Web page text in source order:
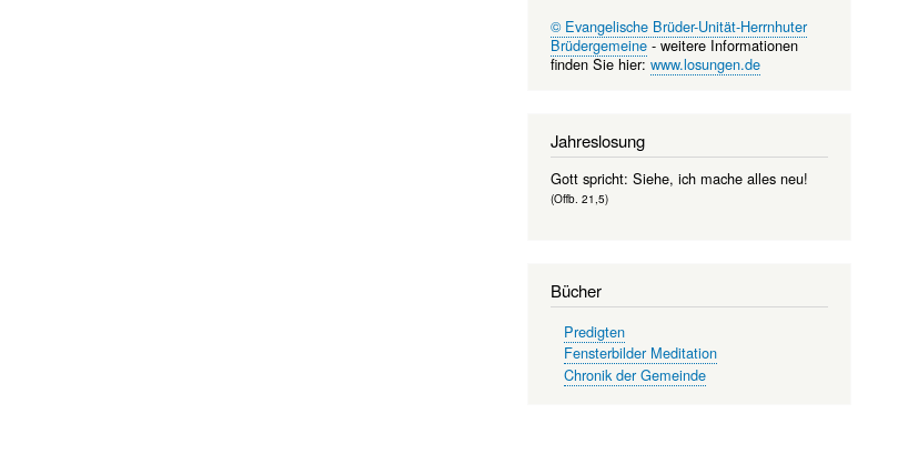
© Evangelische Brüder-Unität-Herrnhuter
Brüdergemeine- weitere Informationen
finden Sie hier:www.losungen.de
Jahreslosung
Gott spricht: Siehe, ich mache alles neu!
(Offb. 21,5)
Bücher
Predigten
Fensterbilder Meditation
Chronik der Gemeinde